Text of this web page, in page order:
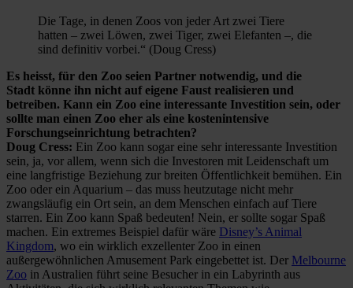
Die Tage, in denen Zoos von jeder Art zwei Tiere
hatten – zwei Löwen, zwei Tiger, zwei Elefanten –, die
sind definitiv vorbei.“ (Doug Cress)
Es heisst, für den Zoo seien Partner notwendig, und die
Stadt könne ihn nicht auf eigene Faust realisieren und
betreiben. Kann ein Zoo eine interessante Investition sein, oder
sollte man einen Zoo eher als eine kostenintensive
Forschungseinrichtung betrachten?
Doug Cress: Ein Zoo kann sogar eine sehr interessante Investition
sein, ja, vor allem, wenn sich die Investoren mit Leidenschaft um
eine langfristige Beziehung zur breiten Öffentlichkeit bemühen. Ein
Zoo oder ein Aquarium – das muss heutzutage nicht mehr
zwangsläufig ein Ort sein, an dem Menschen einfach auf Tiere
starren. Ein Zoo kann Spaß bedeuten! Nein, er sollte sogar Spaß
machen. Ein extremes Beispiel dafür wäre Disney’s Animal
Kingdom, wo ein wirklich exzellenter Zoo in einen
außergewöhnlichen Amusement Park eingebettet ist. Der Melbourne
Zoo in Australien führt seine Besucher in ein Labyrinth aus